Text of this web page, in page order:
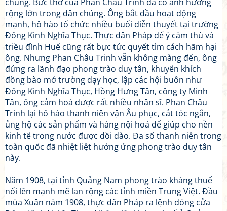
rộng lớn trong dân chúng. Ông bắt đầu hoạt động
mạnh, hô hào tổ chức nhiều buổi diễn thuyết tại trường
Đông Kinh Nghĩa Thục. Thực dân Pháp để ý căm thù và
triều đình Huế cũng rất bực tức quyết tìm cách hãm hại
ông. Nhưng Phan Châu Trinh vẫn không màng đến, ông
đứng ra lãnh đạo phong trào duy tân, khuyến khích
đồng bào mở trường dạy học, lập các hội buôn như
Đông Kinh Nghĩa Thục, Hồng Hưng Tân, công ty Minh
Tân, ông cảm hoá được rất nhiều nhân sĩ. Phan Châu
Trinh lại hô hào thanh niên vận Âu phục, cắt tóc ngắn,
ủng hộ các sản phẩm và hàng nội hoá để giúp cho nền
kinh tế trong nước được dồi dào. Đa số thanh niên trong
toàn quốc đã nhiệt liệt hưởng ứng phong trào duy tân
này.
Năm 1908, tại tỉnh Quảng Nam phong trào kháng thuế
nổi lên mạnh mẽ lan rộng các tỉnh miền Trung Việt. Đầu
mùa Xuân năm 1908, thực dân Pháp ra lệnh đóng cửa